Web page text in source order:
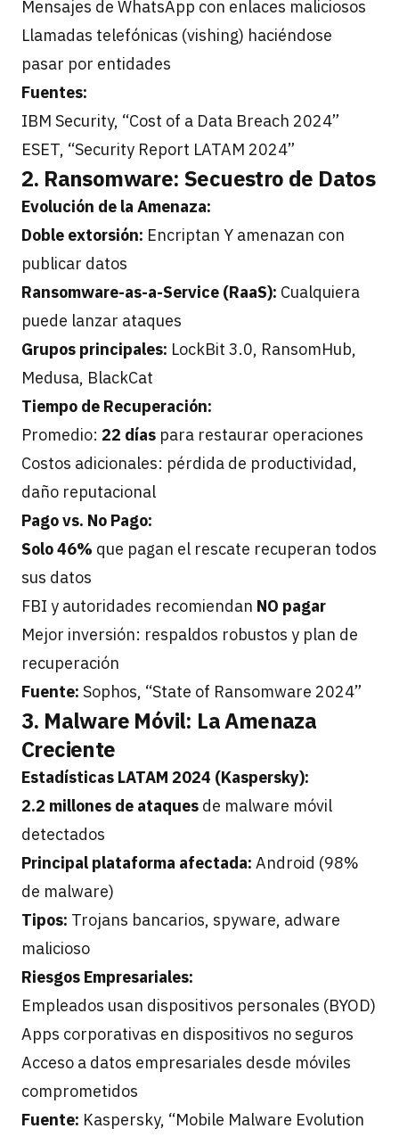
Mensajes de WhatsApp con enlaces maliciosos
Llamadas telefónicas (vishing) haciéndose
pasar por entidades
Fuentes:
IBM Security, “Cost of a Data Breach 2024”
ESET, “Security Report LATAM 2024”
2. Ransomware: Secuestro de Datos
Evolución de la Amenaza:
Doble extorsión: Encriptan Y amenazan con
publicar datos
Ransomware-as-a-Service (RaaS): Cualquiera
puede lanzar ataques
Grupos principales: LockBit 3.0, RansomHub,
Medusa, BlackCat
Tiempo de Recuperación:
Promedio: 22 días para restaurar operaciones
Costos adicionales: pérdida de productividad,
daño reputacional
Pago vs. No Pago:
Solo 46% que pagan el rescate recuperan todos
sus datos
FBI y autoridades recomiendan NO pagar
Mejor inversión: respaldos robustos y plan de
recuperación
Fuente: Sophos, “State of Ransomware 2024”
3. Malware Móvil: La Amenaza
Creciente
Estadísticas LATAM 2024 (Kaspersky):
2.2 millones de ataques de malware móvil
detectados
Principal plataforma afectada: Android (98%
de malware)
Tipos: Trojans bancarios, spyware, adware
malicioso
Riesgos Empresariales:
Empleados usan dispositivos personales (BYOD)
Apps corporativas en dispositivos no seguros
Acceso a datos empresariales desde móviles
comprometidos
Fuente: Kaspersky, “Mobile Malware Evolution